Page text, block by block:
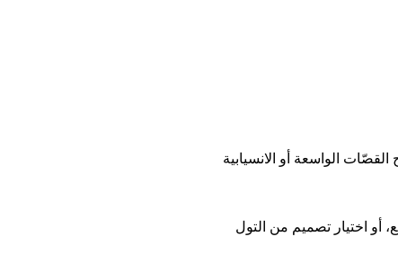
الواسعة أو الانسيابية
أو اختيار تصميم من التول